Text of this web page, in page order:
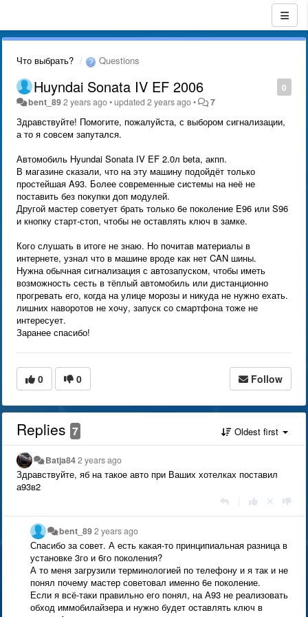
Что выбрать? Questions
0
Huyndai Sonata IV EF 2006
bent_892 years ago•updated2 years ago• 7
Здравствуйте! Помогите, пожалуйста, с выбором сигнализации,
а то я совсем запутался.
Автомобиль Hyundai Sonata IV EF 2.0л beta, акпп.
В магазине сказали, что на эту машину подойдёт только
простейшая A93. Более современные системы на неё не
поставить без покупки доп модулей.
Другой мастер советует брать только 6е поколение E96 или S96
и кнопку старт-стоп, чтобы не оставлять ключ в замке.
Кого слушать в итоге не знаю. Но почитав материалы в
интернете, узнал что в машине вроде как нет CAN шины.
Нужна обычная сигнализация с автозапуском, чтобы иметь
возможность сесть в тёплый автомобиль или дистанционно
прогревать его, когда на улице морозы и никуда не нужно ехать.
лишних наворотов не хочу, запуск со смартфона тоже не
интересует.
Заранее спасибо!
0 0 Follow
Replies 7 Oldest first
Batja842 years ago
Здравствуйте, яб на такое авто при Ваших хотелках поставил
а93в2
bent_892 years ago
Спасибо за совет. А есть какая-то принципиальная разница в
установке 3го и 6го поколения?
А то меня загрузили терминологией по телефону и я так и не
понял почему мастер советовал именно 6е поколение.
Если я всё-таки правильно его понял, на А93 не реализовать
обход иммобилайзера и нужно будет оставлять ключ в